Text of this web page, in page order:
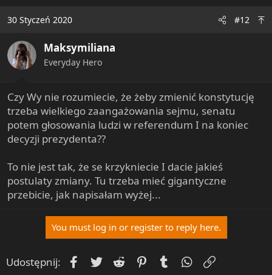
t
o
n
s
30 Styczeń 2020 #12
Maksymiliana
Everyday Hero
Czy Wy nie rozumiecie, że żeby zmienić konstytucję
trzeba wielkiego zaangażowania sejmu, senatu
potem głosowania ludzi w referendum I na koniec
decyzji prezydenta??
To nie jest tak, że se krzykniecie I dacie jakieś
postulaty zmiany. Tu trzeba mieć gigantyczne
przebicie, jak napisałam wyżej...
You must log in or register to reply here.
Udostępnij: Facebook
Twitter Reddit PinterestTumblrWhatsApp